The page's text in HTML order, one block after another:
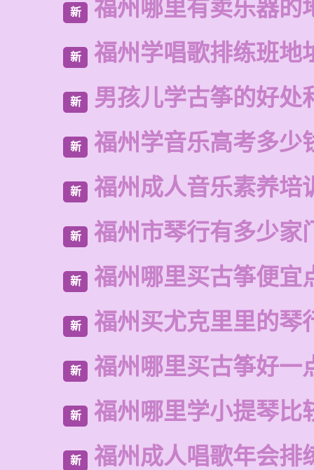
新 福州哪里有卖乐器的
新 福州学唱歌排练班地
新 男孩儿学古筝的好处
新 福州学音乐高考多少
新 福州成人音乐素养培
新 福州市琴行有多少家
新 福州哪里买古筝便宜
新 福州买尤克里里的琴
新 福州哪里买古筝好一
新 福州哪里学小提琴比
新 福州成人唱歌年会排